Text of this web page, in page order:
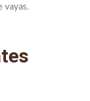
vayas.